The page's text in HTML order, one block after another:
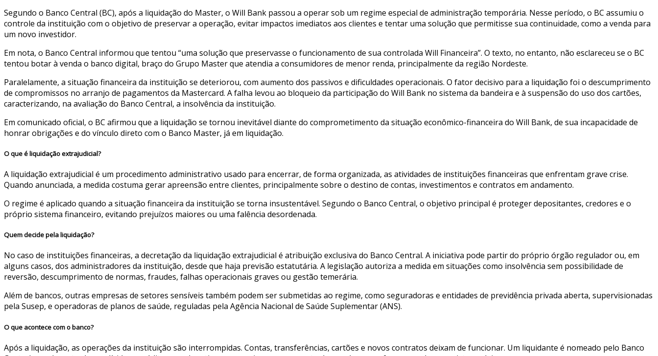
Segundo o Banco Central (BC), após a liquidação do Master, o Will Bank passou a operar sob um regime especial de administração temporária. Nesse período, o BC assumiu o
controle da instituição com o objetivo de preservar a operação, evitar impactos imediatos aos clientes e tentar uma solução que permitisse sua continuidade, como a venda para
um novo investidor.
Em nota, o Banco Central informou que tentou “uma solução que preservasse o funcionamento de sua controlada Will Financeira”. O texto, no entanto, não esclareceu se o BC
tentou botar à venda o banco digital, braço do Grupo Master que atendia a consumidores de menor renda, principalmente da região Nordeste.
Paralelamente, a situação financeira da instituição se deteriorou, com aumento dos passivos e dificuldades operacionais. O fator decisivo para a liquidação foi o descumprimento
de compromissos no arranjo de pagamentos da Mastercard. A falha levou ao bloqueio da participação do Will Bank no sistema da bandeira e à suspensão do uso dos cartões,
caracterizando, na avaliação do Banco Central, a insolvência da instituição.
Em comunicado oficial, o BC afirmou que a liquidação se tornou inevitável diante do comprometimento da situação econômico-financeira do Will Bank, de sua incapacidade de
honrar obrigações e do vínculo direto com o Banco Master, já em liquidação.
O que é liquidação extrajudicial?
A liquidação extrajudicial é um procedimento administrativo usado para encerrar, de forma organizada, as atividades de instituições financeiras que enfrentam grave crise.
Quando anunciada, a medida costuma gerar apreensão entre clientes, principalmente sobre o destino de contas, investimentos e contratos em andamento.
O regime é aplicado quando a situação financeira da instituição se torna insustentável. Segundo o Banco Central, o objetivo principal é proteger depositantes, credores e o
próprio sistema financeiro, evitando prejuízos maiores ou uma falência desordenada.
Quem decide pela liquidação?
No caso de instituições financeiras, a decretação da liquidação extrajudicial é atribuição exclusiva do Banco Central. A iniciativa pode partir do próprio órgão regulador ou, em
alguns casos, dos administradores da instituição, desde que haja previsão estatutária. A legislação autoriza a medida em situações como insolvência sem possibilidade de
reversão, descumprimento de normas, fraudes, falhas operacionais graves ou gestão temerária.
Além de bancos, outras empresas de setores sensíveis também podem ser submetidas ao regime, como seguradoras e entidades de previdência privada aberta, supervisionadas
pela Susep, e operadoras de planos de saúde, reguladas pela Agência Nacional de Saúde Suplementar (ANS).
O que acontece com o banco?
Após a liquidação, as operações da instituição são interrompidas. Contas, transferências, cartões e novos contratos deixam de funcionar. Um liquidante é nomeado pelo Banco